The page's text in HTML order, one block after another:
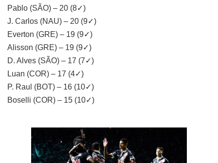
Pablo (SÃO) – 20 (8✓)
J. Carlos (NAU) – 20 (9✓)
Everton (GRE) – 19 (9✓)
Alisson (GRE) – 19 (9✓)
D. Alves (SÃO) – 17 (7✓)
Luan (COR) – 17 (4✓)
P. Raul (BOT) – 16 (10✓)
Boselli (COR) – 15 (10✓)